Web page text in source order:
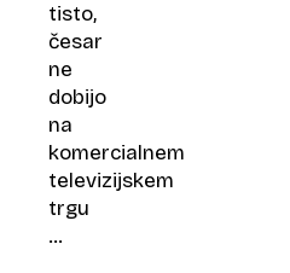
tisto,
česar
ne
dobijo
na
komercialnem
televizijskem
trgu
…